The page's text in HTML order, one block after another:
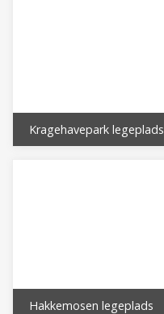
Kragehavepark legeplads
Hakkemosen legeplads